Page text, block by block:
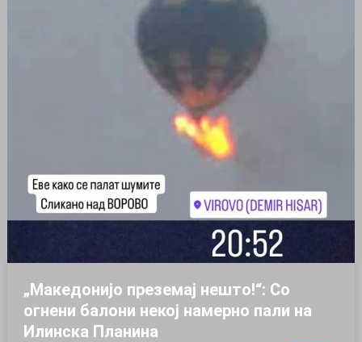
„Македонијо преземај нешто!“: Со
огнени балони некој намерно пали на
Илинска Планина